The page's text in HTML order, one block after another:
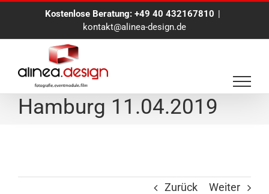
Kostenlose Beratung: +49 40 432167810 |
kontakt@alinea-design.de
Eventfotograf in
Hamburg 11.04.2019
Zurück Weiter